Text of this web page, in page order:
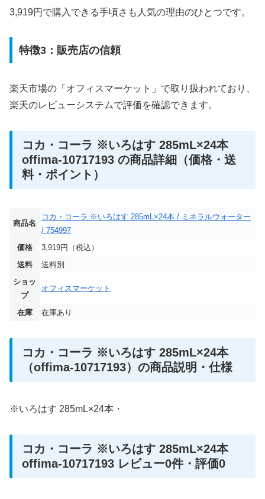
3,919円で購入できる手頃さも人気の理由のひとつです。
特徴3：販売店の信頼
楽天市場の「オフィスマーケット」で取り扱われており、
楽天のレビューシステムで評価を確認できます。
コカ・コーラ ※いろはす 285mL×24本
offima-10717193 の商品詳細（価格・送
料・ポイント）
商品名
コカ・コーラ ※いろはす 285mL×24本 / ミネラルウォーター
/ 754997
価格
3,919円（税込）
送料
送料別
ショッ
プ
オフィスマーケット
在庫 在庫あり
コカ・コーラ ※いろはす 285mL×24本
（offima-10717193）の商品説明・仕様
※いろはす 285mL×24本・
コカ・コーラ ※いろはす 285mL×24本
offima-10717193 レビュー0件・評価0